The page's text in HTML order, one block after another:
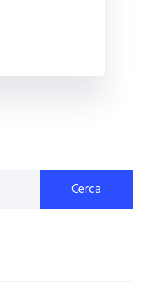
Cerca